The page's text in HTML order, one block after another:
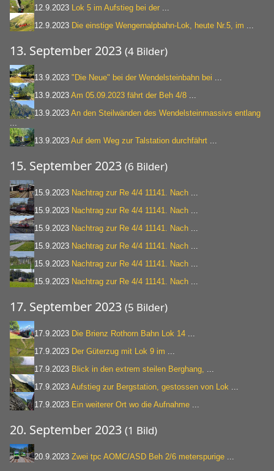
12.9.2023 Lok 5 im Aufstieg bei der ...
12.9.2023 Die einstige Wengernalpbahn-Lok, heute Nr.5, im ...
13. September 2023 (4 Bilder)
13.9.2023 "Die Neue" bei der Wendelsteinbahn bei ...
13.9.2023 Am 05.09.2023 fährt der Beh 4/8 ...
13.9.2023 An den Steilwänden des Wendelsteinmassivs entlang
...
13.9.2023 Auf dem Weg zur Talstation durchfährt ...
15. September 2023 (6 Bilder)
15.9.2023 Nachtrag zur Re 4/4 11141. Nach ...
15.9.2023 Nachtrag zur Re 4/4 11141. Nach ...
15.9.2023 Nachtrag zur Re 4/4 11141. Nach ...
15.9.2023 Nachtrag zur Re 4/4 11141. Nach ...
15.9.2023 Nachtrag zur Re 4/4 11141. Nach ...
15.9.2023 Nachtrag zur Re 4/4 11141. Nach ...
17. September 2023 (5 Bilder)
17.9.2023 Die Brienz Rothorn Bahn Lok 14 ...
17.9.2023 Der Güterzug mit Lok 9 im ...
17.9.2023 Blick in den extrem steilen Berghang, ...
17.9.2023 Aufstieg zur Bergstation, gestossen von Lok ...
17.9.2023 Ein weiterer Ort wo die Aufnahme ...
20. September 2023 (1 Bild)
20.9.2023 Zwei tpc AOMC/ASD Beh 2/6 meterspurige ...